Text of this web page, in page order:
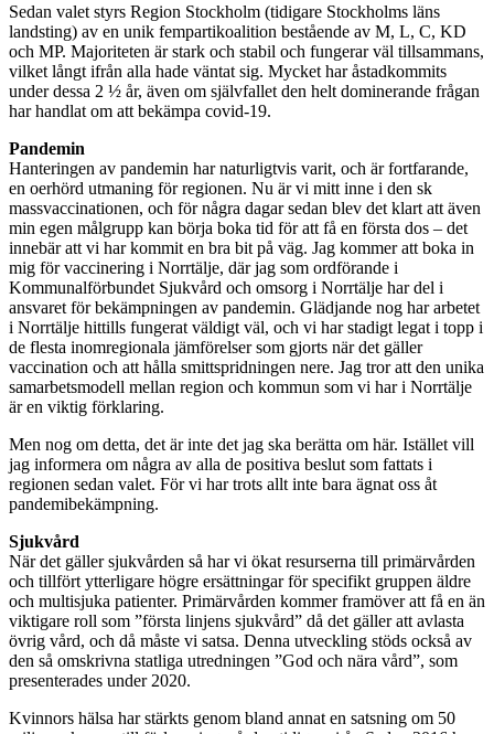
Sedan valet styrs Region Stockholm (tidigare Stockholms läns
landsting) av en unik fempartikoalition bestående av M, L, C, KD
och MP. Majoriteten är stark och stabil och fungerar väl tillsammans,
vilket långt ifrån alla hade väntat sig. Mycket har åstadkommits
under dessa 2 ½ år, även om självfallet den helt dominerande frågan
har handlat om att bekämpa covid-19.
Pandemin
Hanteringen av pandemin har naturligtvis varit, och är fortfarande,
en oerhörd utmaning för regionen. Nu är vi mitt inne i den sk
massvaccinationen, och för några dagar sedan blev det klart att även
min egen målgrupp kan börja boka tid för att få en första dos – det
innebär att vi har kommit en bra bit på väg. Jag kommer att boka in
mig för vaccinering i Norrtälje, där jag som ordförande i
Kommunalförbundet Sjukvård och omsorg i Norrtälje har del i
ansvaret för bekämpningen av pandemin. Glädjande nog har arbetet
i Norrtälje hittills fungerat väldigt väl, och vi har stadigt legat i topp i
de flesta inomregionala jämförelser som gjorts när det gäller
vaccination och att hålla smittspridningen nere. Jag tror att den unika
samarbetsmodell mellan region och kommun som vi har i Norrtälje
är en viktig förklaring.
Men nog om detta, det är inte det jag ska berätta om här. Istället vill
jag informera om några av alla de positiva beslut som fattats i
regionen sedan valet. För vi har trots allt inte bara ägnat oss åt
pandemibekämpning.
Sjukvård
När det gäller sjukvården så har vi ökat resurserna till primärvården
och tillfört ytterligare högre ersättningar för specifikt gruppen äldre
och multisjuka patienter. Primärvården kommer framöver att få en än
viktigare roll som ”första linjens sjukvård” då det gäller att avlasta
övrig vård, och då måste vi satsa. Denna utveckling stöds också av
den så omskrivna statliga utredningen ”God och nära vård”, som
presenterades under 2020.
Kvinnors hälsa har stärkts genom bland annat en satsning om 50